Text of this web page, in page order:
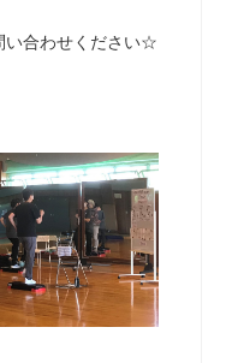
い合わせください☆